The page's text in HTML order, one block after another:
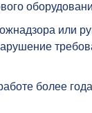
или
более